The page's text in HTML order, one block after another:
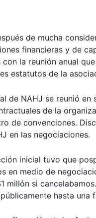
de mucha
financieras y de
la reunión anual
estatutos de la
de NAHJ se reunió
de la
de convenciones.
en las negociaciones.
inicial tuvo que
en medio de
millón si
hasta una